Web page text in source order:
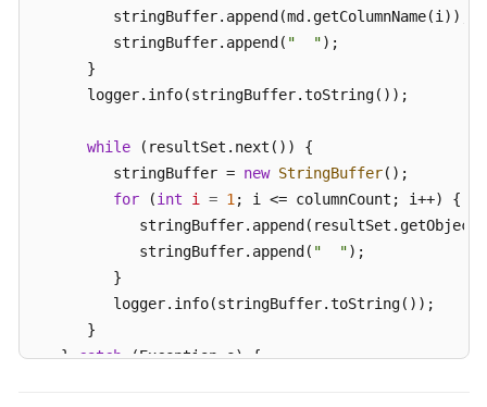
         stringBuffer.append(md.getColumnName(i));
         stringBuffer.append(
"  ");
      }
      logger.info(stringBuffer.toString());
while (resultSet.next()) {
         stringBuffer =
new StringBuffer();
for (int i = 1 ; i <= columnCount; i++) {
            stringBuffer.append(
"  ");
         }
         logger.info(stringBuffer.toString());
      }
   }
catch (Exception e) {